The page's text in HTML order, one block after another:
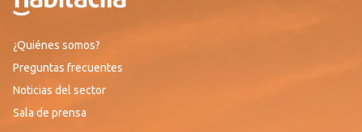
¿Quiénes somos?
Preguntas frecuentes
Noticias del sector
Sala de prensa